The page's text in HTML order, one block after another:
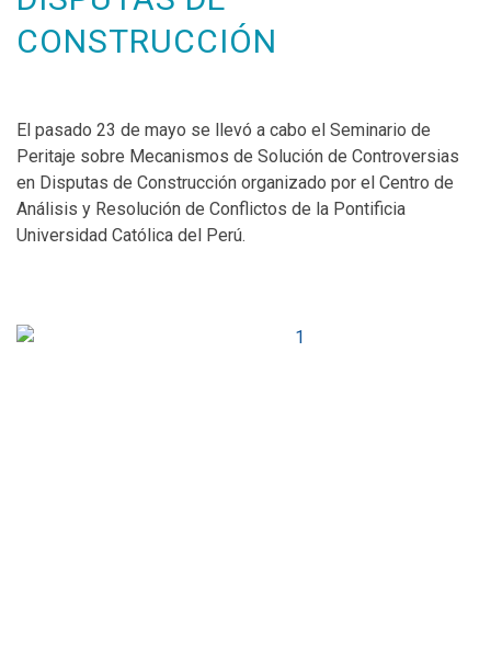
CONSTRUCCIÓN
El pasado 23 de mayo se llevó a cabo el Seminario de
Peritaje sobre Mecanismos de Solución de Controversias
en Disputas de Construcción organizado por el Centro de
Análisis y Resolución de Conflictos de la Pontificia
Universidad Católica del Perú.